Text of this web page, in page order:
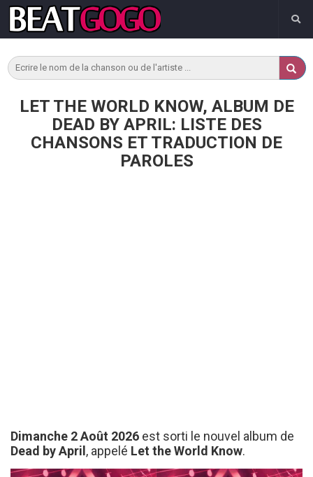
LET THE WORLD KNOW, ALBUM DE
DEAD BY APRIL: LISTE DES
CHANSONS ET TRADUCTION DE
PAROLES
Dimanche 2 Août 2026 est sorti le nouvel album de
Dead by April , appelé Let the World Know.